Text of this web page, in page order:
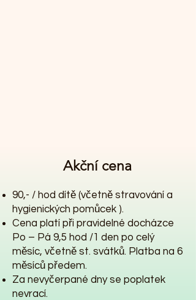
Akční cena
90,- / hod dítě (včetně stravování a
hygienických pomůcek ).
Cena platí při pravidelné docházce
Po – Pá 9,5 hod /1 den po celý
měsíc, včetně st. svátků. Platba na 6
měsíců předem.
Za nevyčerpané dny se poplatek
nevrací.